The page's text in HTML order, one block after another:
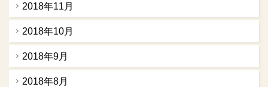
2018年11月
2018年10月
2018年9月
2018年8月